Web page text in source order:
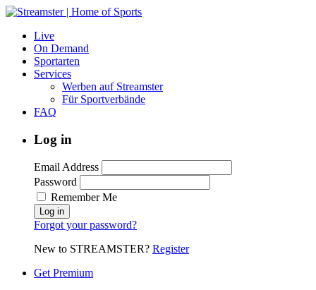
Live
On Demand
Sportarten
Services
Werben auf Streamster
Für Sportverbände
FAQ
Log in
Email Address
Password
Remember Me
Forgot your password?
New to STREAMSTER? Register
Get Premium